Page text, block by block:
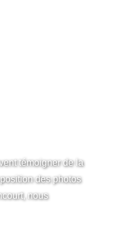
témoigner de la
des photos
nous